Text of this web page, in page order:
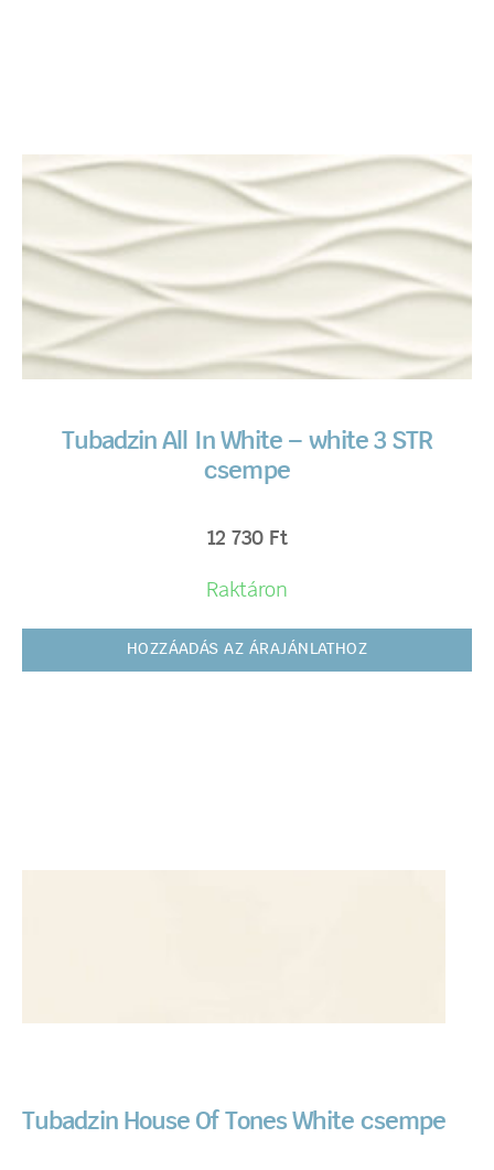
Tubadzin All In White – white 3 STR
csempe
12 730 Ft
Raktáron
HOZZÁADÁS AZ ÁRAJÁNLATHOZ
Tubadzin House Of Tones White csempe